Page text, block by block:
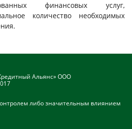
финансовых услуг,
количество необходимых
Альянс» ООО
либо значительным влиянием